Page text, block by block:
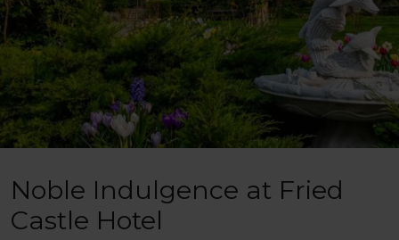
Noble Indulgence at Fried
Castle Hotel